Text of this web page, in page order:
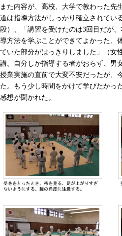
また内容が、高校、大学で教わった先
道は指導方法がしっかり確立されてい
段）、「講習を受けたのは3回目だが
導方法を学ぶことができてよかった、
ていた部分がはっきりしました」（女
講。自分しか指導する者がおらず、男
授業実施の直前で大変不安だったが、
た。もう少し時間をかけて学びたかっ
感想が聞かれた。